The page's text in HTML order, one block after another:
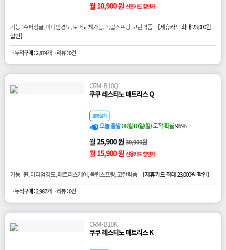
월 10,900 원 신용카드 할인가
기능 : 슈퍼싱글, 미디엄경도, 토퍼교체가능, 독립스프링, 고탄력폼 【제휴카드 최대 23,000원
할인】
· 누적구매 : 2,874개 · 리뷰 : 0건
CRM-B10Q
쿠쿠 레스티노 매트리스 Q
로켓설치
오늘 출발08월10일(월) 도착 확률96%
월 25,900 원30,900원
월 15,900 원 신용카드 할인가
기능 : 퀸, 미디엄경도, 매트리스케어, 독립스프링, 고탄력폼 【제휴카드 최대 23,000원 할인】
· 누적구매 : 2,987개 · 리뷰 : 0건
CRM-B10K
쿠쿠 레스티노 매트리스 K